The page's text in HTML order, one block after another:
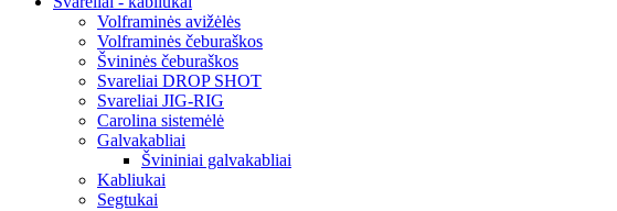
Volframinės avižėlės
Volframinės čeburaškos
Švininės čeburaškos
Svareliai DROP SHOT
Svareliai JIG-RIG
Carolina sistemėlė
Galvakabliai
Švininiai galvakabliai
Kabliukai
Segtukai